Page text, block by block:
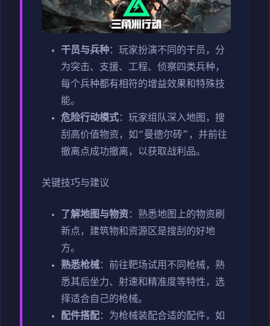
干员与兵种：玩家扮演不同的干员，分
为突击、支援、工程、侦察四类兵种，
每个兵种都有相符的增益效果和特殊技
能。
危险行动模式：玩家组队深入地图，搜
刮高价值物资，如“曼德尔砖”，并前往
撤离点成功撤离，以获取战利品。
关键技巧与建议
了解地图与物资：熟悉地图上的物资刷
新点，建筑物和资源区是搜刮的好地
方。
熟悉枪械：前往靶场试用不同枪械，熟
悉其后坐力、射速和精准度等特性，选
择适合自己的枪械。
配件搭配：为枪械装配合适的配件，如